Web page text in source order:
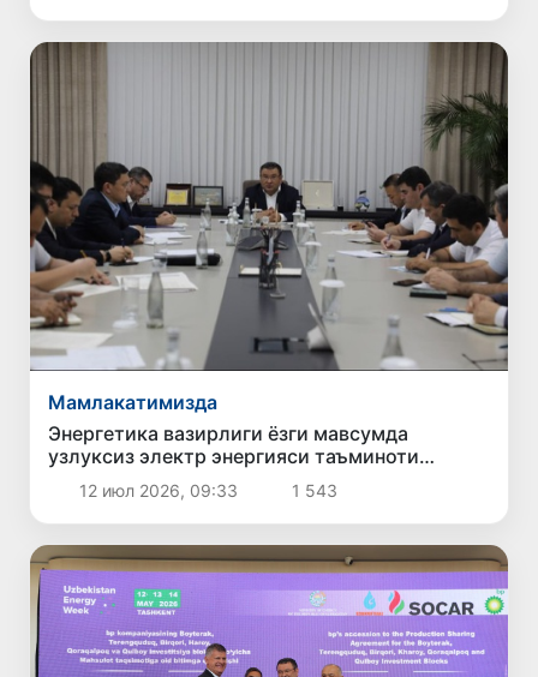
Мамлакатимизда
Энергетика вазирлиги ёзги мавсумда
узлуксиз электр энергияси таъминоти
бўйича чораларни кучайтирмоқда
12 июл 2026, 09:33 1 543